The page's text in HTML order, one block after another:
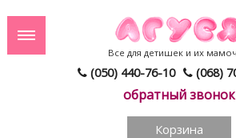
(050) 440-76-10 (068)
обратный звонок
Все для детишек и их
Корзина